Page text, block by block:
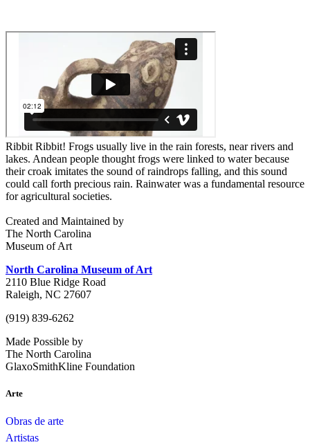
Ribbit Ribbit! Frogs usually live in the rain forests, near rivers and
lakes. Andean people thought frogs were linked to water because
their croak imitates the sound of raindrops falling, and this sound
could call forth precious rain. Rainwater was a fundamental resource
for agricultural societies.
Created and Maintained by
The North Carolina
Museum of Art
North Carolina Museum of Art
2110 Blue Ridge Road
Raleigh, NC 27607
(919) 839-6262
Made Possible by
The North Carolina
GlaxoSmithKline Foundation
Arte
Obras de arte
Artistas